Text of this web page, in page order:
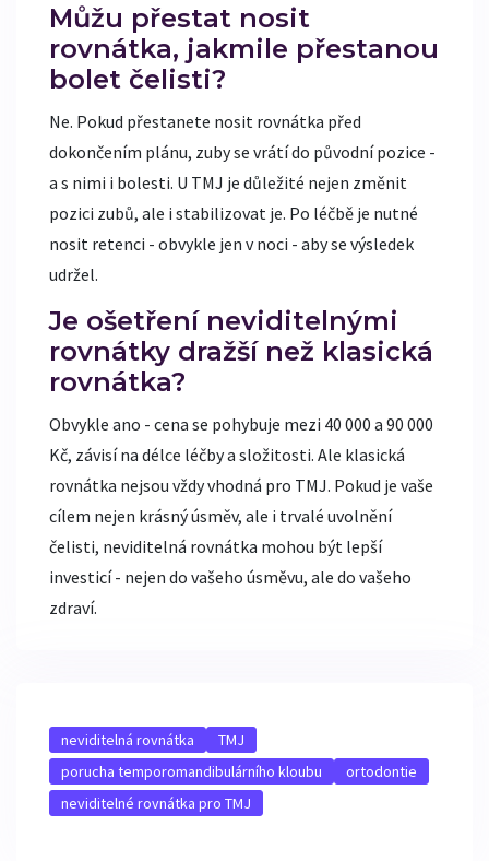
Můžu přestat nosit
rovnátka, jakmile přestanou
bolet čelisti?
Ne. Pokud přestanete nosit rovnátka před
dokončením plánu, zuby se vrátí do původní pozice -
a s nimi i bolesti. U TMJ je důležité nejen změnit
pozici zubů, ale i stabilizovat je. Po léčbě je nutné
nosit retenci - obvykle jen v noci - aby se výsledek
udržel.
Je ošetření neviditelnými
rovnátky dražší než klasická
rovnátka?
Obvykle ano - cena se pohybuje mezi 40 000 a 90 000
Kč, závisí na délce léčby a složitosti. Ale klasická
rovnátka nejsou vždy vhodná pro TMJ. Pokud je vaše
cílem nejen krásný úsměv, ale i trvalé uvolnění
čelisti, neviditelná rovnátka mohou být lepší
investicí - nejen do vašeho úsměvu, ale do vašeho
zdraví.
neviditelná rovnátka
TMJ
porucha temporomandibulárního kloubu
ortodontie
neviditelné rovnátka pro TMJ